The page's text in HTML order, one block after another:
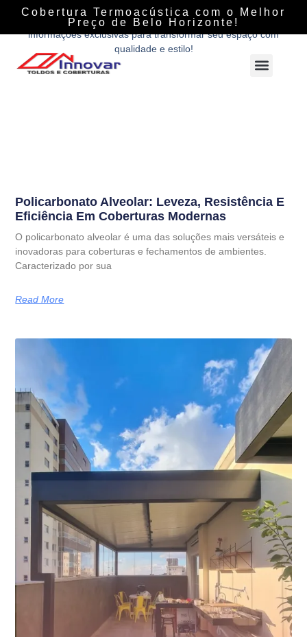
Cobertura Termoacústica com o Melhor
Preço de Belo Horizonte!
Descubra tudo sobre coberturas, fechamentos e soluções
personalizadas com a Innovar Coberturas. Dicas, tendências e
informações exclusivas para transformar seu espaço com
qualidade e estilo!
Policarbonato Alveolar: Leveza, Resistência E
Eficiência Em Coberturas Modernas
O policarbonato alveolar é uma das soluções mais versáteis e
inovadoras para coberturas e fechamentos de ambientes.
Caracterizado por sua
Read More